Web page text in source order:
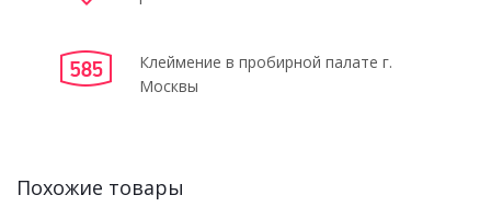
Клеймение в пробирной палате г.
Москвы
Похожие товары